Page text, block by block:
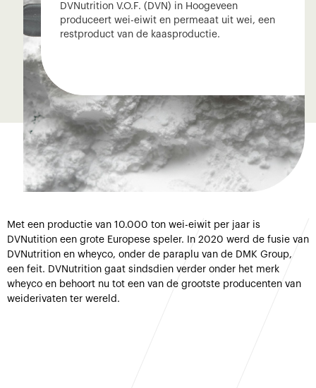
DVNutrition V.O.F. (DVN) in Hoogeveen
produceert wei-eiwit en permeaat uit wei, een
restproduct van de kaasproductie.
Met een productie van 10.000 ton wei-eiwit per jaar is
DVNutition een grote Europese speler. In 2020 werd de fusie van
DVNutrition en wheyco, onder de paraplu van de DMK Group,
een feit. DVNutrition gaat sindsdien verder onder het merk
wheyco en behoort nu tot een van de grootste producenten van
weiderivaten ter wereld.